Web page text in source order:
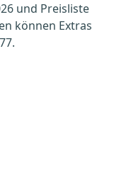
und Preisliste
können Extras